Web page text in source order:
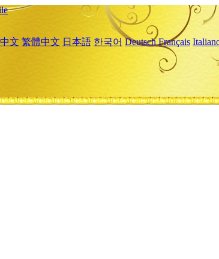
文 繁體中文 日本語 한국어 Deutsch Français